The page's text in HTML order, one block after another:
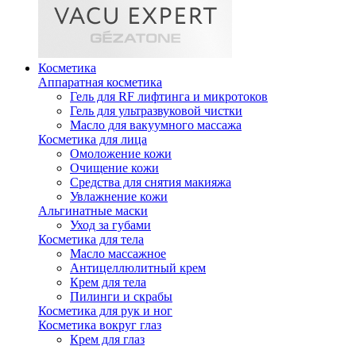
Косметика
Аппаратная косметика
Гель для RF лифтинга и микротоков
Гель для ультразвуковой чистки
Масло для вакуумного массажа
Косметика для лица
Омоложение кожи
Очищение кожи
Средства для снятия макияжа
Увлажнение кожи
Альгинатные маски
Уход за губами
Косметика для тела
Масло массажное
Антицеллюлитный крем
Крем для тела
Пилинги и скрабы
Косметика для рук и ног
Косметика вокруг глаз
Крем для глаз